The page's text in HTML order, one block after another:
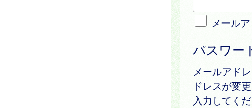
メール
パスワー
メールアド
ドレスが変
入力してくだ